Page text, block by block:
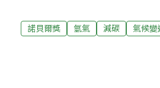
廣泛。金屬有機骨架潛力無限，
日晚間出爐，諾貝爾委員會指出
諾貝爾獎 氫氣 減碳 氣候變